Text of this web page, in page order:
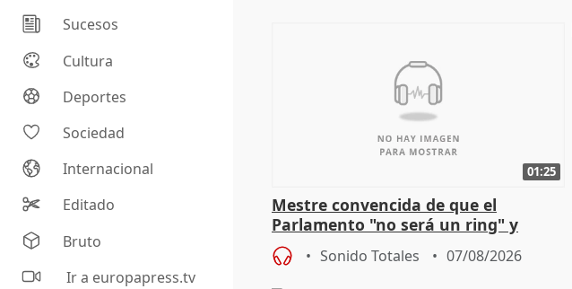
Sucesos
Cultura
Deportes
Sociedad
Internacional
Editado
Bruto
Ir a europapress.tv
01:25
Mestre convencida de que el
Parlamento "no será un ring" y
defiende "estabilidad" del pacto con
Vox
Sonido Totales 07/08/2026